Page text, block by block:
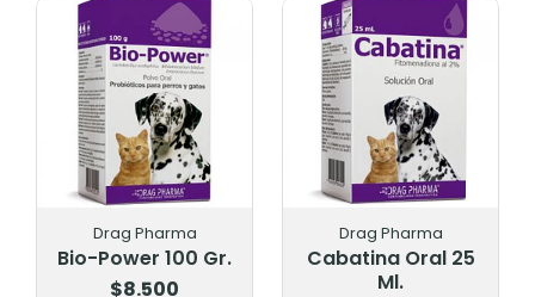
Drag Pharma
Bio-Power 100 Gr.
$8.500
Drag Pharma
Cabatina Oral 25
Ml.